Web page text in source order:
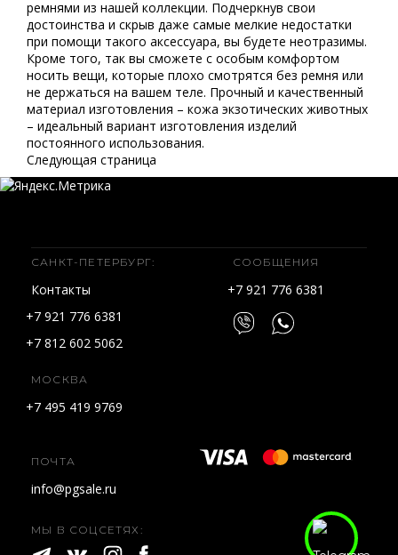
ремнями из нашей коллекции. Подчеркнув свои
достоинства и скрыв даже самые мелкие недостатки
при помощи такого аксессуара, вы будете неотразимы.
Кроме того, так вы сможете с особым комфортом
носить вещи, которые плохо смотрятся без ремня или
не держаться на вашем теле. Прочный и качественный
материал изготовления – кожа экзотических животных
– идеальный вариант изготовления изделий
постоянного использования.
Следующая страница
САНКТ-ПЕТЕРБУРГ:
Контакты
+7 921 776 6381
+7 812 602 5062
МОСКВА
+7 495 419 9769
СООБЩЕНИЯ
+7 921 776 6381
ПОЧТА
info@pgsale.ru
МЫ В СОЦСЕТЯХ: